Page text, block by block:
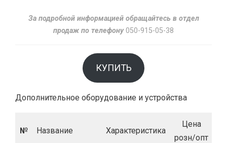
За подробной информацией обращайтесь в отдел
продаж по телефону050-915-05-38
КУПИТЬ
Дополнительное оборудование и устройства
№ Название Характеристика
Цена
розн/опт